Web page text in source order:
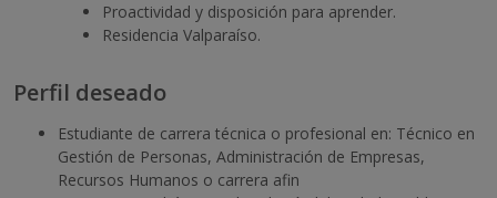
Proactividad y disposición para aprender.
Residencia Valparaíso.
Perfil deseado
Estudiante de carrera técnica o profesional en: Técnico en
Gestión de Personas, Administración de Empresas,
Recursos Humanos o carrera afin